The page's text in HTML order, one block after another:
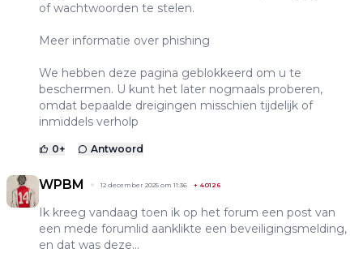
of wachtwoorden te stelen.
Meer informatie over phishing
We hebben deze pagina geblokkeerd om u te
beschermen. U kunt het later nogmaals proberen,
omdat bepaalde dreigingen misschien tijdelijk of
inmiddels verholp
0+ Antwoord
WPBM 12 december 2025 om 11:36 + 40126
Ik kreeg vandaag toen ik op het forum een post van
een mede forumlid aanklikte een beveiligingsmelding,
en dat was deze...